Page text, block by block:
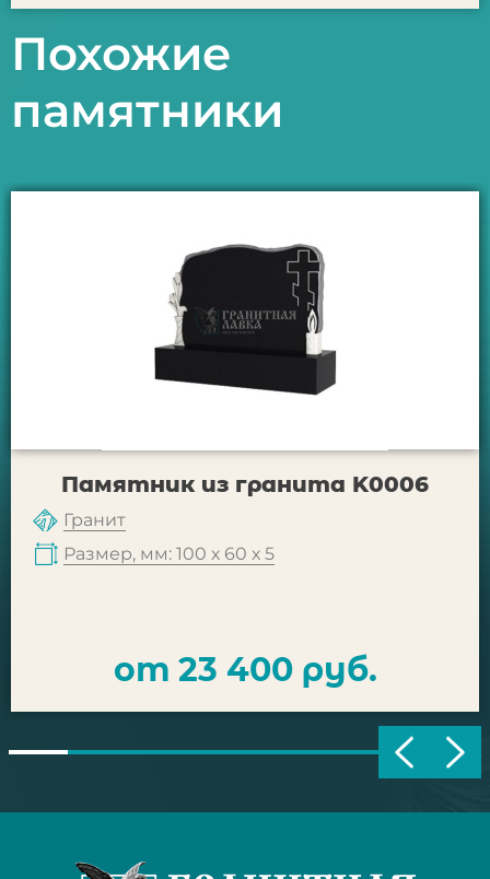
Похожие
памятники
Памятник из гранита K0006
Гранит
Размер, мм: 100 х 60 х 5
от 23 400 руб.